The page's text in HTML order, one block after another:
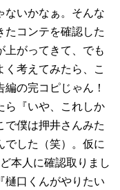
ないかなぁ。そんな
コンテを確認した
がってきて、でも
考えてみたら、こ
の完コピじゃん！
ら『いや、これしか
僕は押井さんみた
でした（笑）。仮に
本人に確認取りまし
樋口くんがやりたい